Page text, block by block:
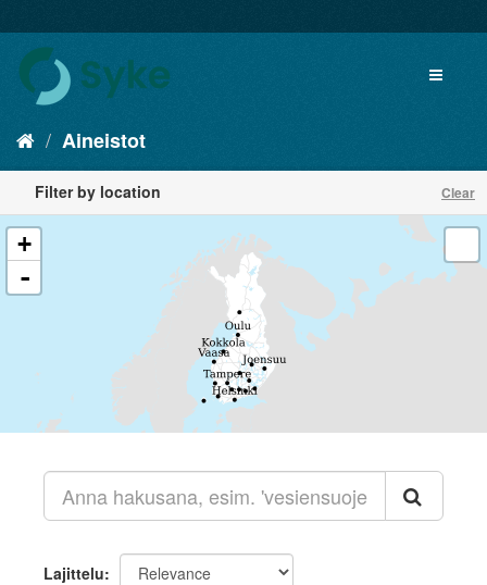
Aineistot
Filter by location Clear
+
-
Lajittelu